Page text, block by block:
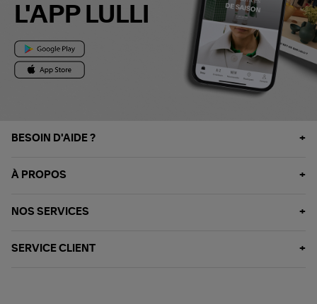
L'APP LULLI
BESOIN D'AIDE ?
À PROPOS
NOS SERVICES
SERVICE CLIENT